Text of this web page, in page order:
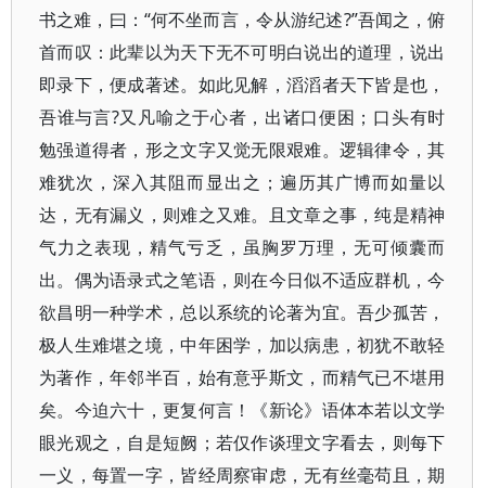
书之难，曰：“何不坐而言，令从游纪述?”吾闻之，俯
首而叹：此辈以为天下无不可明白说出的道理，说出
即录下，便成著述。如此见解，滔滔者天下皆是也，
吾谁与言?又凡喻之于心者，出诸口便困；口头有时
勉强道得者，形之文字又觉无限艰难。逻辑律令，其
难犹次，深入其阻而显出之；遍历其广博而如量以
达，无有漏义，则难之又难。且文章之事，纯是精神
气力之表现，精气亏乏，虽胸罗万理，无可倾囊而
出。偶为语录式之笔语，则在今日似不适应群机，今
欲昌明一种学术，总以系统的论著为宜。吾少孤苦，
极人生难堪之境，中年困学，加以病患，初犹不敢轻
为著作，年邻半百，始有意乎斯文，而精气已不堪用
矣。今迫六十，更复何言！《新论》语体本若以文学
眼光观之，自是短阙；若仅作谈理文字看去，则每下
一义，每置一字，皆经周察审虑，无有丝毫苟且，期